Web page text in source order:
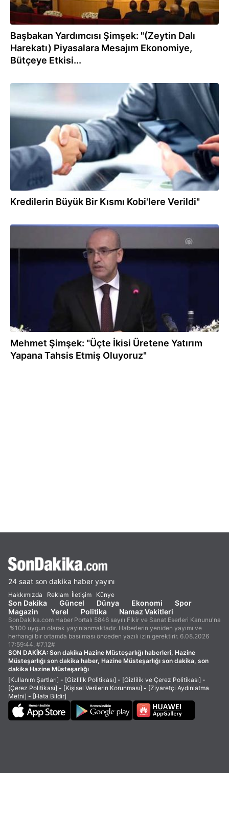
Başbakan Yardımcısı Şimşek: "(Zeytin Dalı
Harekatı) Piyasalara Mesajım Ekonomiye,
Bütçeye Etkisi...
Kredilerin Büyük Bir Kısmı Kobi'lere Verildi"
Mehmet Şimşek: "Üçte İkisi Üretene Yatırım
Yapana Tahsis Etmiş Oluyoruz"
24 saat son dakika haber yayını
Hakkımızda Reklam İletişim Künye
Son Dakika Güncel Dünya Ekonomi
Spor
Magazin
Yerel Politika Namaz Vakitleri
SonDakika.com Haber Portalı 5846 sayılı Fikir ve Sanat Eserleri Kanunu'na
%100 uygun olarak yayınlanmaktadır. Haberlerin yeniden yayımı ve
herhangi bir ortamda basılması önceden yazılı izin gerektirir. 6.08.2026
17:59:44. #7.12#
SON DAKİKA: Son dakika Hazine Müsteşarlığı haberleri, Hazine
Müsteşarlığı son dakika haber, Hazine Müsteşarlığı son dakika, son
dakika Hazine Müsteşarlığı
[Kullanım Şartları] - [Gizlilik Politikası] - [Gizlilik ve Çerez Politikası] -
[Çerez Politikası] - [Kişisel Verilerin Korunması] - [Ziyaretçi Aydınlatma
Metni] - [Hata Bildir]